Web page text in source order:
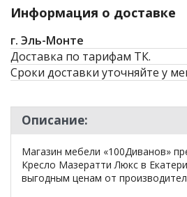
Информация о доставке
г. Эль-Монте
Доставка по тарифам ТК.
Сроки доставки уточняйте у
Описание:
Магазин мебели «100Диванов»
Кресло Мазератти Люкс в
выгодным ценам от